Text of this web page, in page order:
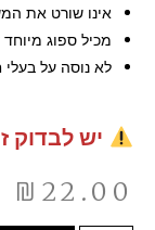
אינו שורט את
מכיל ספוג
לא נוסה על בעלי
יש לבדוק
₪ 22.00